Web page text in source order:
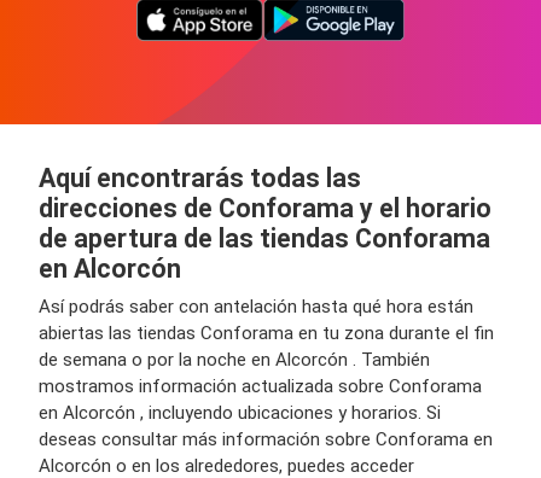
Aquí encontrarás todas las
direcciones de Conforama y el horario
de apertura de las tiendas Conforama
en Alcorcón
Así podrás saber con antelación hasta qué hora están
abiertas las tiendas Conforama en tu zona durante el fin
de semana o por la noche en Alcorcón . También
mostramos información actualizada sobre Conforama
en Alcorcón , incluyendo ubicaciones y horarios. Si
deseas consultar más información sobre Conforama en
Alcorcón o en los alrededores, puedes acceder